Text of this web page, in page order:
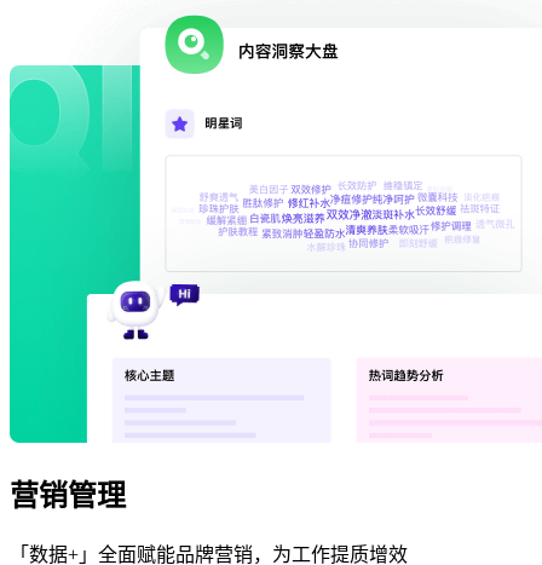
营销管理
「数据+」全面赋能品牌营销，为工作提质增效